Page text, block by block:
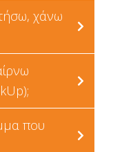
χάνω
δεν
τα
σας, θα
καμία
που